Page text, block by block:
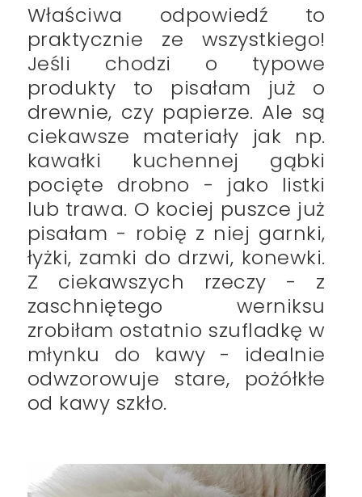
Właściwa odpowiedź to
praktycznie ze wszystkiego!
Jeśli chodzi o typowe
produkty to pisałam już o
drewnie, czy papierze. Ale są
ciekawsze materiały jak np.
kawałki kuchennej gąbki
pocięte drobno - jako listki
lub trawa. O kociej puszce już
pisałam - robię z niej garnki,
łyżki, zamki do drzwi, konewki.
Z ciekawszych rzeczy - z
zaschniętego werniksu
zrobiłam ostatnio szufladkę w
młynku do kawy - idealnie
odwzorowuje stare, pożółkłe
od kawy szkło.